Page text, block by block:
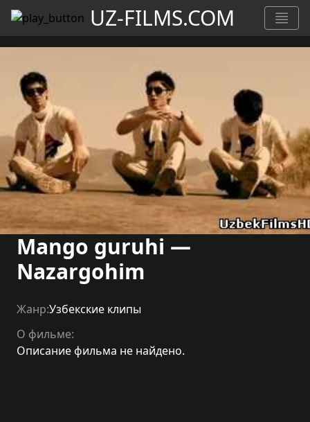
UZ-FILMS.COM
Mango guruhi —
Nazargohim
Жанр:Узбекские клипы
О фильме:
Описание фильма не найдено.